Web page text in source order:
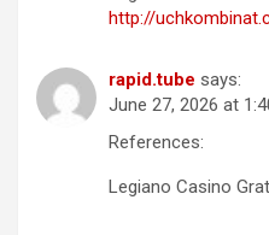
http://
rapid.tube says:
June 27, 2026 at
References:
Legiano Casino